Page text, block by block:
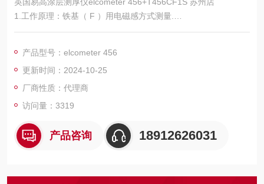
1.工作原理：铁基（ F ）用电磁感方式测量.
2.非铁基（ NF ）用电涡流方式测量.
4.准确度是± 1-3% 或± 2.5 μ m （ F1 、 N1 探头）.
产品型号：elcometer 456
更新时间：2024-10-25
厂商性质：代理商
访问量：3319
产品咨询 18912626031